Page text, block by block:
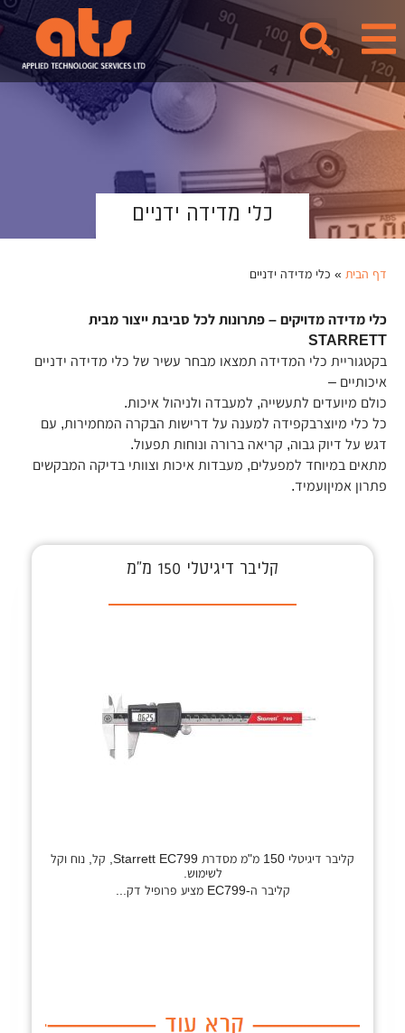
כלי מדידה ידניים
דף הבית » כלי מדידה ידניים
כלי מדידה מדויקים – פתרונות לכל סביבת ייצור מבית
STARRETT
בקטגוריית כלי המדידה תמצאו מבחר עשיר של כלי מדידה ידניים
איכותיים –
כולם מיועדים לתעשייה, למעבדה ולניהול איכות.
כל כלי מיוצרבקפידה למענה על דרישות הבקרה המחמירות, עם
דגש על דיוק גבוה, קריאה ברורה ונוחות תפעול.
מתאים במיוחד למפעלים, מעבדות איכות וצוותי בדיקה המבקשים
פתרון אמיןועמיד.
קליבר דיגיטלי 150 מ"מ
קליבר דיגיטלי 150 מ"מ מסדרת Starrett EC799, קל, נוח וקל
לשימוש.
קליבר ה-EC799 מציע פרופיל דק...